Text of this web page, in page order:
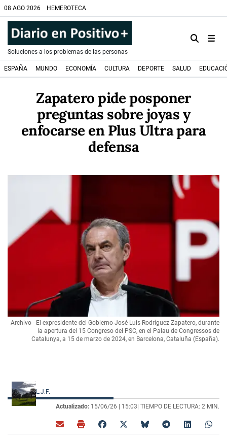
08 AGO 2026 HEMEROTECA
Soluciones a los problemas de las personas
ESPAÑA MUNDO ECONOMÍA CULTURA DEPORTE SALUD
Zapatero pide posponer
preguntas sobre joyas y
enfocarse en Plus Ultra para
defensa
Archivo - El expresidente del Gobierno José Luis Rodríguez Zapatero, durante
la apertura del 15 Congreso del PSC, en el Palau de Congressos de
Catalunya, a 15 de marzo de 2024, en Barcelona, Cataluña (España).
L.J.F.
Actualizado: 15/06/26 | 15:03| TIEMPO DE LECTURA: 2 MIN.